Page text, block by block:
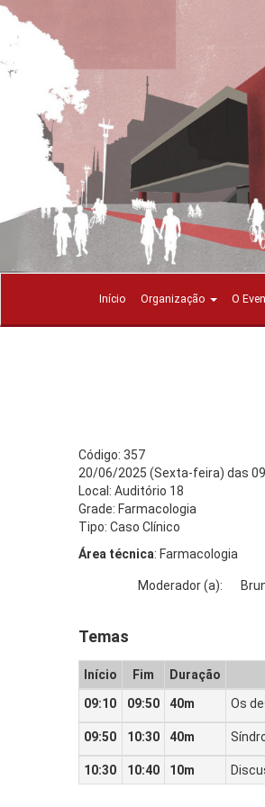
Início Organização O
Código: 357
20/06/2025 (Sexta-feira) das
Local: Auditório 18
Grade: Farmacologia
Tipo: Caso Clínico
Área técnica: Farmacologia
Moderador (a):
Temas
Início Fim Duração
09:10
09:50 40m Os
09:50 10:30 40m
10:30 10:40 10m